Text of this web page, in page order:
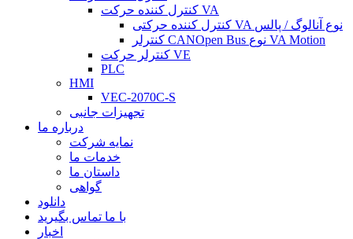
کنترل کننده حرکت VA
کنترل کننده حرکتی VA نوع آنالوگ / پالس
کنترلر CANOpen Bus نوع VA Motion
کنترلر حرکت VE
PLC
HMI
VEC-2070C-S
تجهیزات جانبی
درباره ما
نمایه شرکت
خدمات ما
داستان ما
گواهی
دانلود
با ما تماس بگیرید
اخبار